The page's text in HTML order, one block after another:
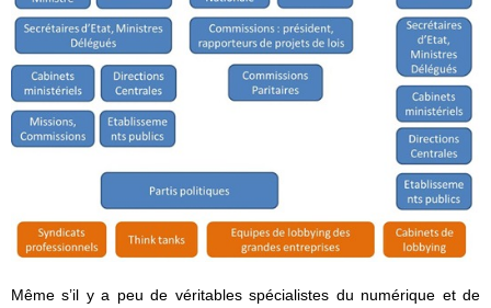
Même s’il y a peu de véritables spécialistes du numérique et de